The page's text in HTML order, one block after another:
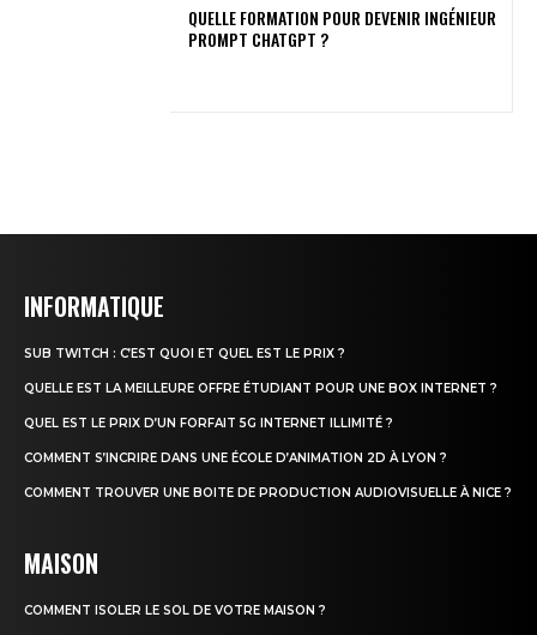
QUELLE FORMATION POUR DEVENIR INGÉNIEUR
PROMPT CHATGPT ?
INFORMATIQUE
SUB TWITCH : C’EST QUOI ET QUEL EST LE PRIX ?
QUELLE EST LA MEILLEURE OFFRE ÉTUDIANT POUR UNE BOX INTERNET ?
QUEL EST LE PRIX D’UN FORFAIT 5G INTERNET ILLIMITÉ ?
COMMENT S’INCRIRE DANS UNE ÉCOLE D’ANIMATION 2D À LYON ?
COMMENT TROUVER UNE BOITE DE PRODUCTION AUDIOVISUELLE À NICE ?
MAISON
COMMENT ISOLER LE SOL DE VOTRE MAISON ?